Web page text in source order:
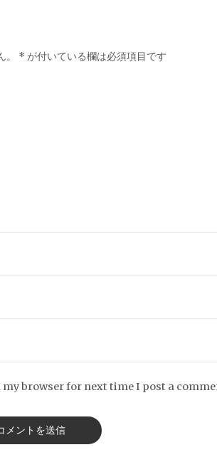
* が付いている欄は必須項目です
my browser for next time I post a